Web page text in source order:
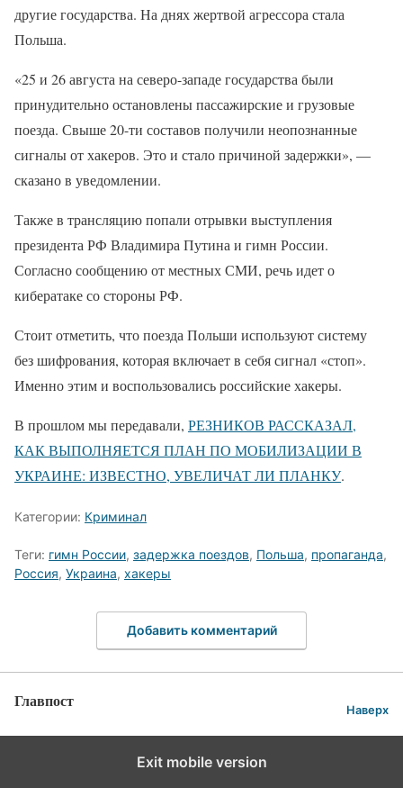
другие государства. На днях жертвой агрессора стала
Польша.
«25 и 26 августа на северо-западе государства были
принудительно остановлены пассажирские и грузовые
поезда. Свыше 20-ти составов получили неопознанные
сигналы от хакеров. Это и стало причиной задержки», —
сказано в уведомлении.
Также в трансляцию попали отрывки выступления
президента РФ Владимира Путина и гимн России.
Согласно сообщению от местных СМИ, речь идет о
кибератаке со стороны РФ.
Стоит отметить, что поезда Польши используют систему
без шифрования, которая включает в себя сигнал «стоп».
Именно этим и воспользовались российские хакеры.
В прошлом мы передавали, РЕЗНИКОВ РАССКАЗАЛ,
КАК ВЫПОЛНЯЕТСЯ ПЛАН ПО МОБИЛИЗАЦИИ В
УКРАИНЕ: ИЗВЕСТНО, УВЕЛИЧАТ ЛИ ПЛАНКУ.
Категории: Криминал
Теги: гимн России, задержка поездов, Польша, пропаганда,
Россия, Украина, хакеры
Добавить комментарий
Главпост Наверх
Exit mobile version